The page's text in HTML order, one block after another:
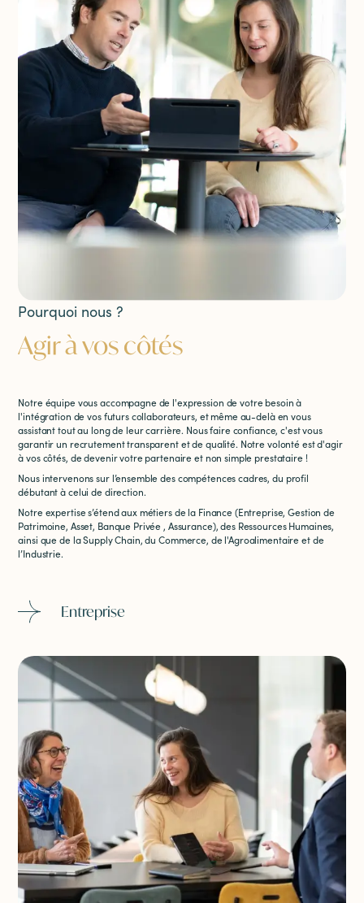
Pourquoi nous ?
Agir à vos côtés
Notre équipe vous accompagne de l'expression de votre besoin à
l'intégration de vos futurs collaborateurs, et même au-delà en vous
assistant tout au long de leur carrière. Nous faire confiance, c'est vous
garantir un recrutement transparent et de qualité. Notre volonté est d'agir
à vos côtés, de devenir votre partenaire et non simple prestataire !
Nous intervenons sur l’ensemble des compétences cadres, du profil
débutant à celui de direction.
Notre expertise s’étend aux métiers de la Finance (Entreprise, Gestion de
Patrimoine, Asset, Banque Privée , Assurance), des Ressources Humaines,
ainsi que de la Supply Chain, du Commerce, de l'Agroalimentaire et de
l’Industrie.
Entreprise